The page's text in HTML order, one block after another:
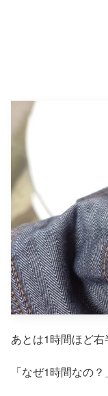
あとは1時間ほど右
「なぜ1時間なの